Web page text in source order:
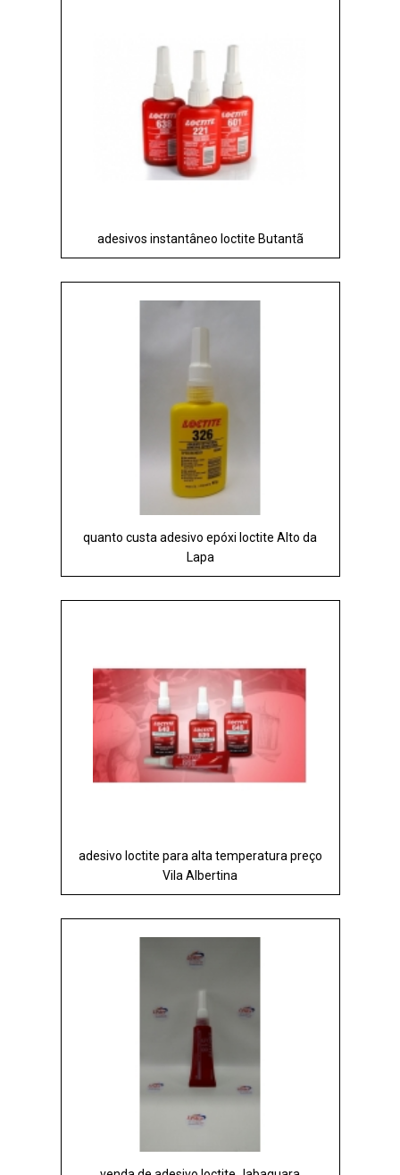
adesivos instantâneo loctite Butantã
quanto custa adesivo epóxi loctite Alto da
Lapa
adesivo loctite para alta temperatura preço
Vila Albertina